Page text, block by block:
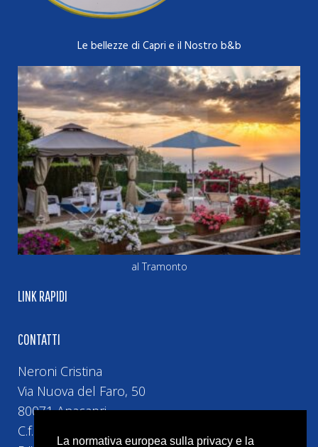
Le bellezze di Capri e il Nostro b&b
al Tramonto
LINK RAPIDI
CONTATTI
Neroni Cristina
Via Nuova del Faro, 50
80071 Anacapri
C.f. NRNCST74H5H5010
La normativa europea sulla privacy e la